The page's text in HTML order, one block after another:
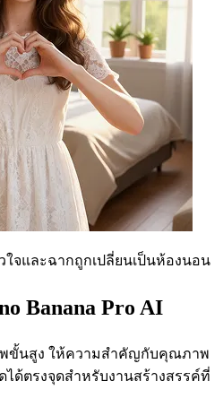
จและฉากถูกเปลี่ยนเป็นห้องนอน
Banana Pro AI
พขั้นสูง ให้ความสำคัญกับคุณภาพ
ได้ตรงจุดสำหรับงานสร้างสรรค์ที่